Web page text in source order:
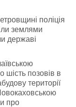
поліція
землями
державі
шість позовів в
території
про